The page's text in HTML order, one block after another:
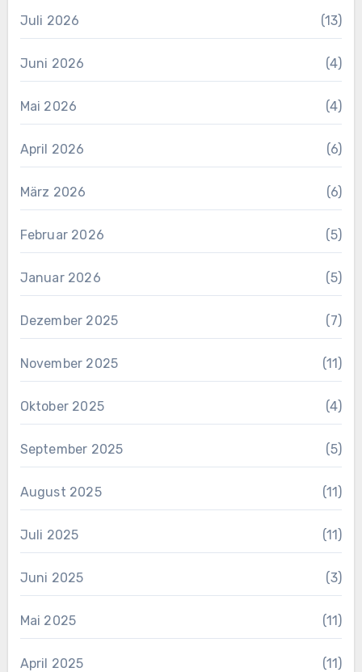
Juli 2026 (13)
Juni 2026 (4)
Mai 2026 (4)
April 2026 (6)
März 2026 (6)
Februar 2026 (5)
Januar 2026 (5)
Dezember 2025 (7)
November 2025 (11)
Oktober 2025 (4)
September 2025 (5)
August 2025 (11)
Juli 2025 (11)
Juni 2025 (3)
Mai 2025 (11)
April 2025 (11)